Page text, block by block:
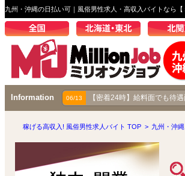
九州・沖縄の日払い可｜風俗男性求人・高収入バイトなら【
Information 06/13 【密着24時】給料面でも待
稼げる高収入! 風俗男性求人バイト TOP > 九州・沖縄